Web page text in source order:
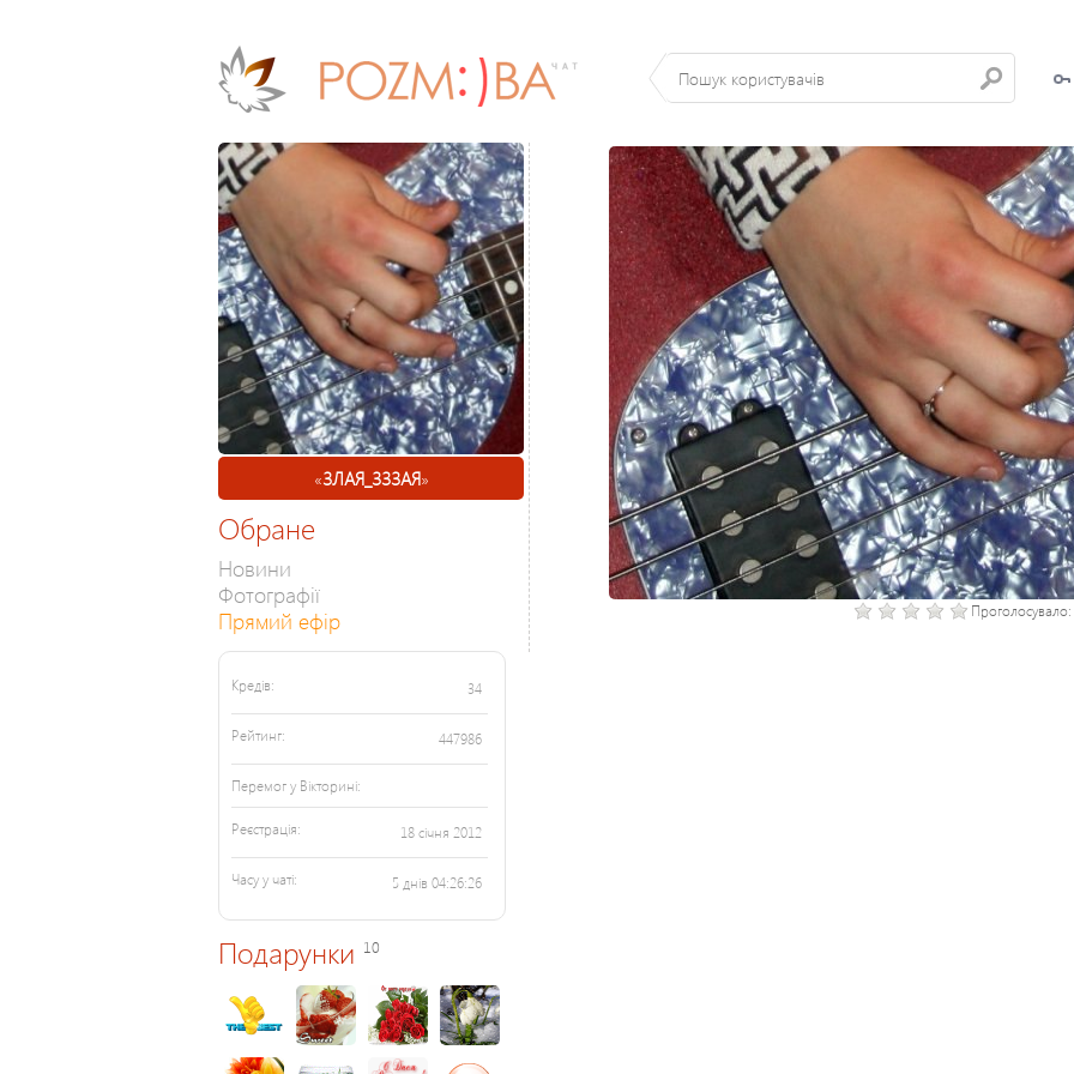
«ЗЛАЯ_ЗЗЗАЯ»
Обране
Новини
Фотографії
Прямий ефір
Кредів: 34
Рейтинг: 447986
Перемог у Вікторині:
Реєстрація: 18 січня 2012
Часу у чаті: 5 днів 04:26:26
Подарунки 10
Проголосувало: